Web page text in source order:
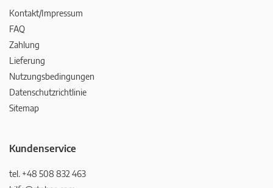
Kontakt/Impressum
FAQ
Zahlung
Lieferung
Nutzungsbedingungen
Datenschutzrichtlinie
Sitemap
Kundenservice
tel. +48 508 832 463